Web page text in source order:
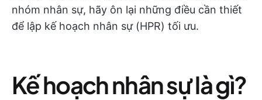
nhóm nhân sự, hãy ôn lại những điều cần thiết
để lập kế hoạch nhân sự (HPR) tối ưu.
Kế hoạch nhân sự là gì?